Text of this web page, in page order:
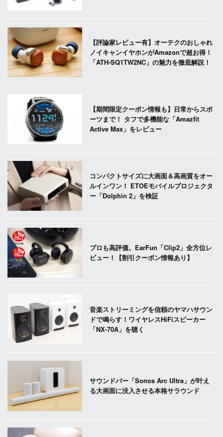
【評論家レビュー有】オーテクのおしゃれ
ノイキャンイヤホンがAmazonで超お得！
「ATH-SQ1TW2NC」の魅力を徹底解説！
【期間限定クーポン情報も】日常からスポ
ーツまで！ タフで多機能な「Amazfit
Active Max」をレビュー
コンパクトサイズに大画面＆高画質をオー
ルインワン！ ETOEモバイルプロジェクタ
ー「Dolphin 2」を検証
プロも高評価。EarFun「Clip2」全方位レ
ビュー！【割引クーポン情報あり】
音楽ストリーミングを信頼のヤマハサウン
ドで鳴らす！ワイヤレスHiFiスピーカー
「NX-70A」を聴く
サウンドバー「Sonos Arc Ultra」が叶え
る大画面に没入させる本格サラウンド